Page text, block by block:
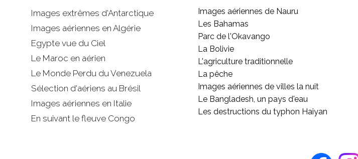
Images extrêmes d'Antarctique
Images aériennes en Algérie
Egypte vue du Ciel
Le Maroc en aérien
Le Monde Perdu du Venezuela
Sélection d'aériens au Brésil
Images aériennes en Italie
En suivant le fleuve Congo
Images aériennes de Nauru
Les Bahamas
Parc de l'Okavango
La Bolivie
L'agriculture traditionnelle
La pêche
Images aériennes de villes la nuit
Le Bangladesh, un pays d'eau
Les destructions du typhon Haiyan